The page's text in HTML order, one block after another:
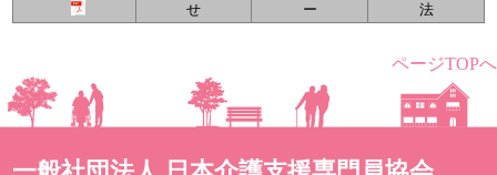
ページTOPへ
せ
ー
法